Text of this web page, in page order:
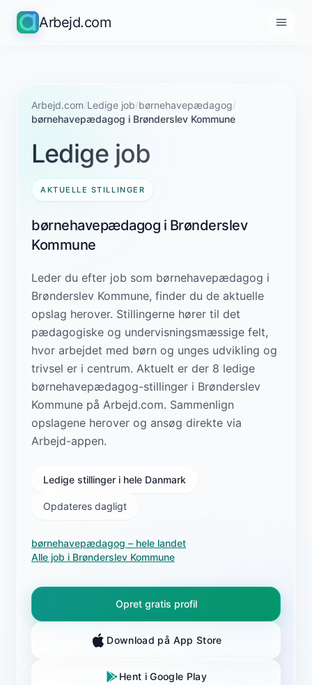
Arbejd.com
Arbejd.com/Ledige job/børnehavepædagog/
børnehavepædagog i Brønderslev Kommune
Ledige job
AKTUELLE STILLINGER
børnehavepædagog i Brønderslev
Kommune
Leder du efter job som børnehavepædagog i
Brønderslev Kommune, finder du de aktuelle
opslag herover. Stillingerne hører til det
pædagogiske og undervisningsmæssige felt,
hvor arbejdet med børn og unges udvikling og
trivsel er i centrum. Aktuelt er der 8 ledige
børnehavepædagog-stillinger i Brønderslev
Kommune på Arbejd.com. Sammenlign
opslagene herover og ansøg direkte via
Arbejd-appen.
Ledige stillinger i hele Danmark
Opdateres dagligt
børnehavepædagog – hele landet·
Alle job i Brønderslev Kommune
Opret gratis profil
Download på App Store
Hent i Google Play